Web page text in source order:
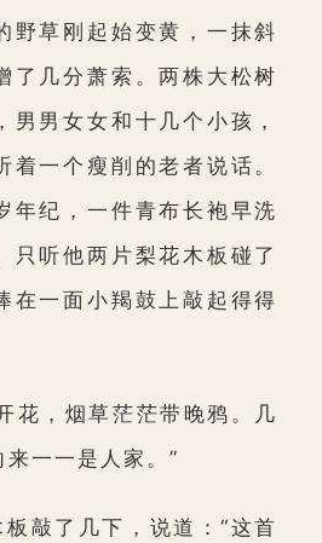
野草刚起始变黄，一抹斜
了几分萧索。两株大松树
男男女女和十几个小孩，
着一个瘦削的老者说话。
年纪，一件青布长袍早洗
只听他两片梨花木板碰了
在一面小羯鼓上敲起得得
花，烟草茫茫带晚鸦。几
一一是人家。”
敲了几下，说道：“这首